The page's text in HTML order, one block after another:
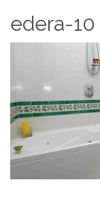
edera-10